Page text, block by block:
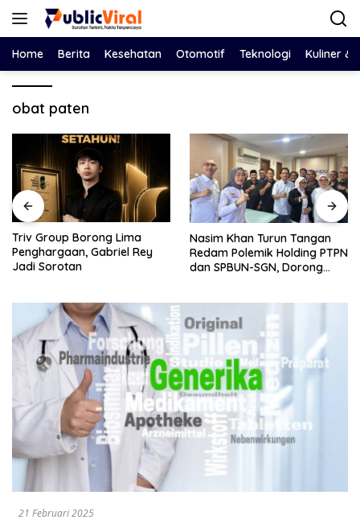
Langsung
Home Berita Kesehatan Otomotif Teknologi Kuliner &
obat paten
Nasim Khan Turun Tangan
Redam Polemik Holding PTPN
dan SPBUN-SGN, Dorong
Bawa Salinan LHP BPK ke
DPRD, Eko Febriyanto Ajak
Dewan Adu Data dan
21 Februari 2025